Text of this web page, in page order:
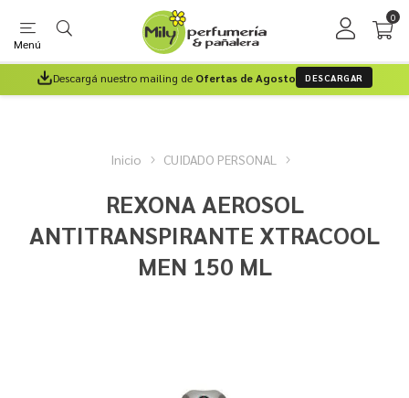
Menú
0
Descargá nuestro mailing de Ofertas de Agosto DESCARGAR
Inicio CUIDADO PERSONAL
REXONA AEROSOL
ANTITRANSPIRANTE XTRACOOL
MEN 150 ML